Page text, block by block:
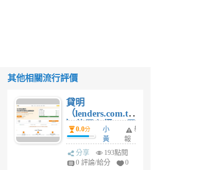
其他相關流行評價
貸明
（lenders.com.tw
）使用心得 — 民
間貸款比較平台
體驗
0.0分
小
黃
蜂
1
舉
報
分享
193點閱
0 評論/給分
0